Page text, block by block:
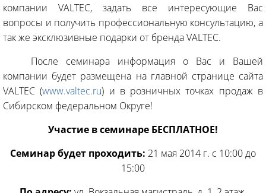
компании VALTEC, задать все интересующие Вас
вопросы и получить профессиональную консультацию, а
так же эксклюзивные подарки от бренда VALTEC.
После семинара информация о Вас и Вашей
компании будет размещена на главной странице сайта
VALTEC (www.valtec.ru) и в розничных точках продаж в
Сибирском федеральном Округе!
Участие в семинаре БЕСПЛАТНОЕ!
Семинар будет проходить: 21 мая 2014 г. с 10:00 до
15:00